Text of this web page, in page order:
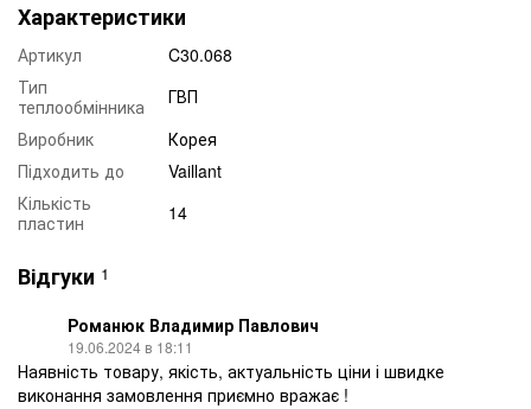
Характеристики
Артикул
C30.068
Тип
теплообмінника
ГВП
Виробник
Корея
Підходить до
Vaillant
Кількість
пластин
14
Відгуки 1
Романюк Владимир Павлович
19.06.2024 в 18:11
Наявність товару, якість, актуальність ціни і швидке
виконання замовлення приємно вражає !